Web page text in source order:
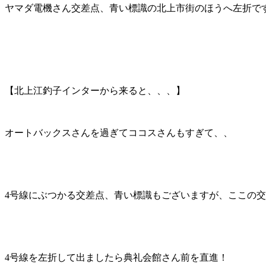
ヤマダ電機さん交差点、青い標識の北上市街のほうへ左折で
【北上江釣子インターから来ると、、、】
オートバックスさんを過ぎてココスさんもすぎて、、
4号線にぶつかる交差点、青い標識もございますが、ここの
4号線を左折して出ましたら典礼会館さん前を直進！